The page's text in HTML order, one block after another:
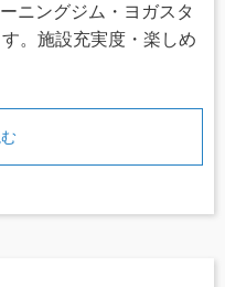
ニングジム・ヨガスタ
。施設充実度・楽しめ